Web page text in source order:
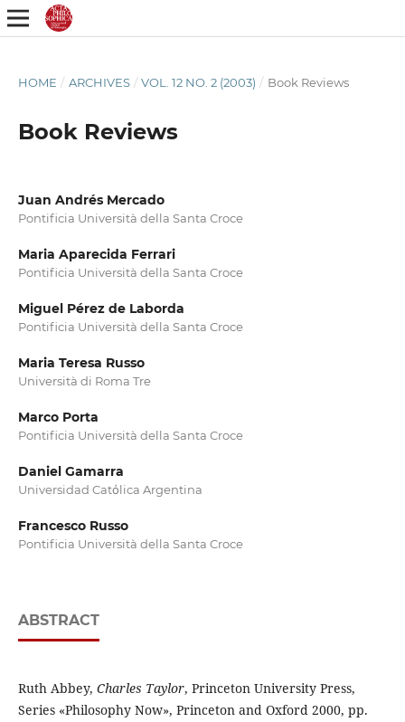
HOME / ARCHIVES / VOL. 12 NO. 2 (2003) / Book Reviews
Book Reviews
Juan Andrés Mercado
Pontificia Università della Santa Croce
Maria Aparecida Ferrari
Pontificia Università della Santa Croce
Miguel Pérez de Laborda
Pontificia Università della Santa Croce
Maria Teresa Russo
Università di Roma Tre
Marco Porta
Pontificia Università della Santa Croce
Daniel Gamarra
Universidad Catὀlica Argentina
Francesco Russo
Pontificia Università della Santa Croce
ABSTRACT
Ruth Abbey, Charles Taylor, Princeton University Press,
Series «Philosophy Now», Princeton and Oxford 2000, pp.